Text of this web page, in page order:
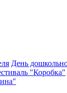
День
"Коробка"